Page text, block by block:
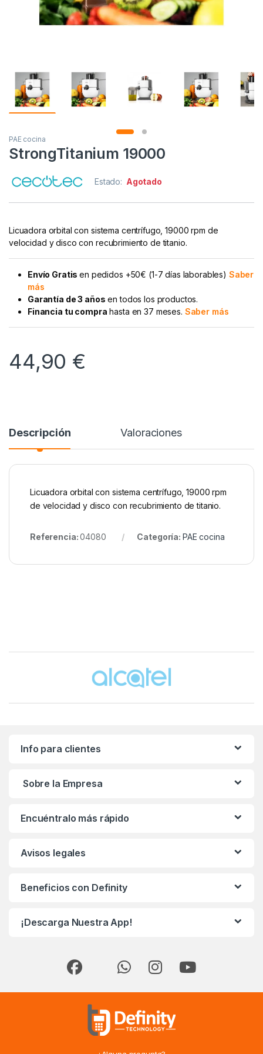
PAE cocina
StrongTitanium 19000
Estado: Agotado
Licuadora orbital con sistema centrífugo, 19000 rpm de
velocidad y disco con recubrimiento de titanio.
Envío Gratisen pedidos +50€ (1-7 días laborables) Saber
más
Garantía de 3 años en todos los productos.
Financia tu compra hasta en 37 meses. Saber más
44,90 €
Descripción Valoraciones
Licuadora orbital con sistema centrífugo, 19000 rpm
de velocidad y disco con recubrimiento de titanio.
Referencia:04080 Categoría: PAE cocina
Info para clientes
Sobre la Empresa
Encuéntralo más rápido
Avisos legales
Beneficios con Definity
¡Descarga Nuestra App!